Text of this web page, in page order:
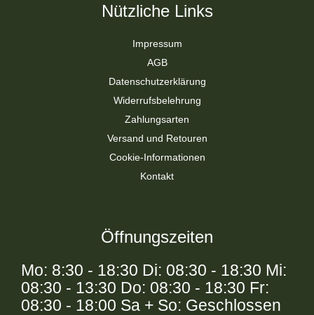
Nützliche Links
Impressum
AGB
Datenschutzerklärung
Widerrufsbelehrung
Zahlungsarten
Versand und Retouren
Cookie-Informationen
Kontakt
Öffnungszeiten
Mo: 8:30 - 18:30 Di: 08:30 - 18:30 Mi:
08:30 - 13:30 Do: 08:30 - 18:30 Fr:
08:30 - 18:00 Sa + So: Geschlossen